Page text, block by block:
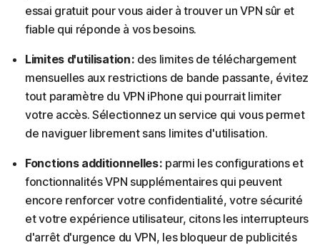
essai gratuit pour vous aider à trouver un VPN sûr et
fiable qui réponde à vos besoins.
Limites d'utilisation : des limites de téléchargement
mensuelles aux restrictions de bande passante, évitez
tout paramètre du VPN iPhone qui pourrait limiter
votre accès. Sélectionnez un service qui vous permet
de naviguer librement sans limites d'utilisation.
Fonctions additionnelles : parmi les configurations et
fonctionnalités VPN supplémentaires qui peuvent
encore renforcer votre confidentialité, votre sécurité
et votre expérience utilisateur, citons les interrupteurs
d'arrêt d'urgence du VPN, les bloqueur de publicités